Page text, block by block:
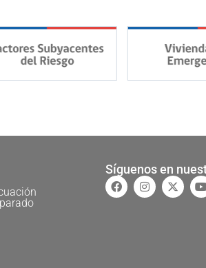
Síguenos en